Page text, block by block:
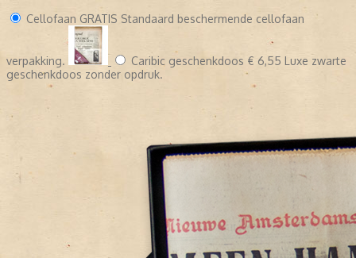
Cellofaan GRATIS Standaard beschermende cellofaan
verpakking. Caribic geschenkdoos € 6,55 Luxe zwarte
geschenkdoos zonder opdruk.